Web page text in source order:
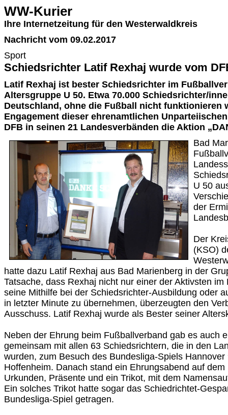
WW-Kurier
Ihre Internetzeitung für den Westerwaldkreis
Nachricht vom 09.02.2017
Sport
Schiedsrichter Latif Rexhaj wurde vom
Latif Rexhaj ist bester Schiedsrichter im
Altersgruppe U 50. Etwa 70.000 Schiedsrichter/
Deutschland, ohne die Fußball nicht funktionieren
Engagement dieser ehrenamtlichen
DFB in seinen 21 Landesverbänden die Aktion
Bad
U 50
der
Der
(KSO)
hatte dazu Latif Rexhaj aus Bad Marienberg in der
Tatsache, dass Rexhaj nicht nur einer der Aktivsten
seine Mithilfe bei der Schiedsrichter-Ausbildung oder
in letzter Minute zu übernehmen, überzeugten den
Ausschuss. Latif Rexhaj wurde als Bester seiner
Neben der Ehrung beim Fußballverband gab es auch
gemeinsam mit allen 63 Schiedsrichtern, die in den
wurden, zum Besuch des Bundesliga-Spiels
Hoffenheim. Danach stand ein Ehrungsabend auf
Urkunden, Präsente und ein Trikot, mit dem
Ein solches Trikot hatte sogar das Schiedrichtet-
Bundesliga-Spiel getragen.